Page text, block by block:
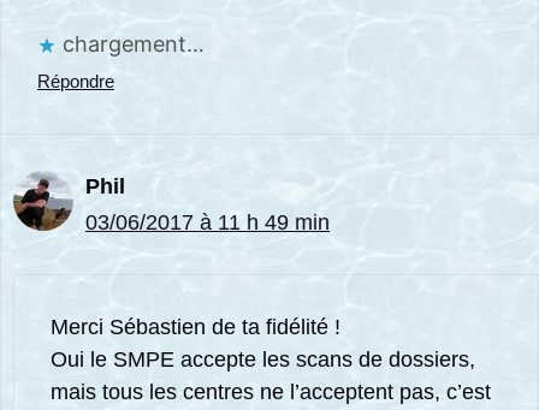
chargement…
Répondre
Phil
03/06/2017 à 11 h 49 min
Merci Sébastien de ta fidélité !
Oui le SMPE accepte les scans de dossiers,
mais tous les centres ne l’acceptent pas, c’est